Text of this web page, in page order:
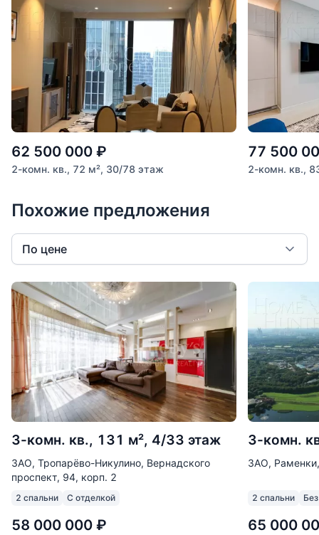
62 500 000 ₽
2-комн. кв., 72 м², 30/78 этаж
77 500
2-комн. кв.,
Похожие предложения
По цене
3-комн. кв., 131 м², 4/33 этаж
ЗАО, Тропарёво-Никулино, Вернадского
проспект, 94, корп. 2
2 спальни С отделкой
58 000 000 ₽
3-комн.
ЗАО,
2 спальни
65 000